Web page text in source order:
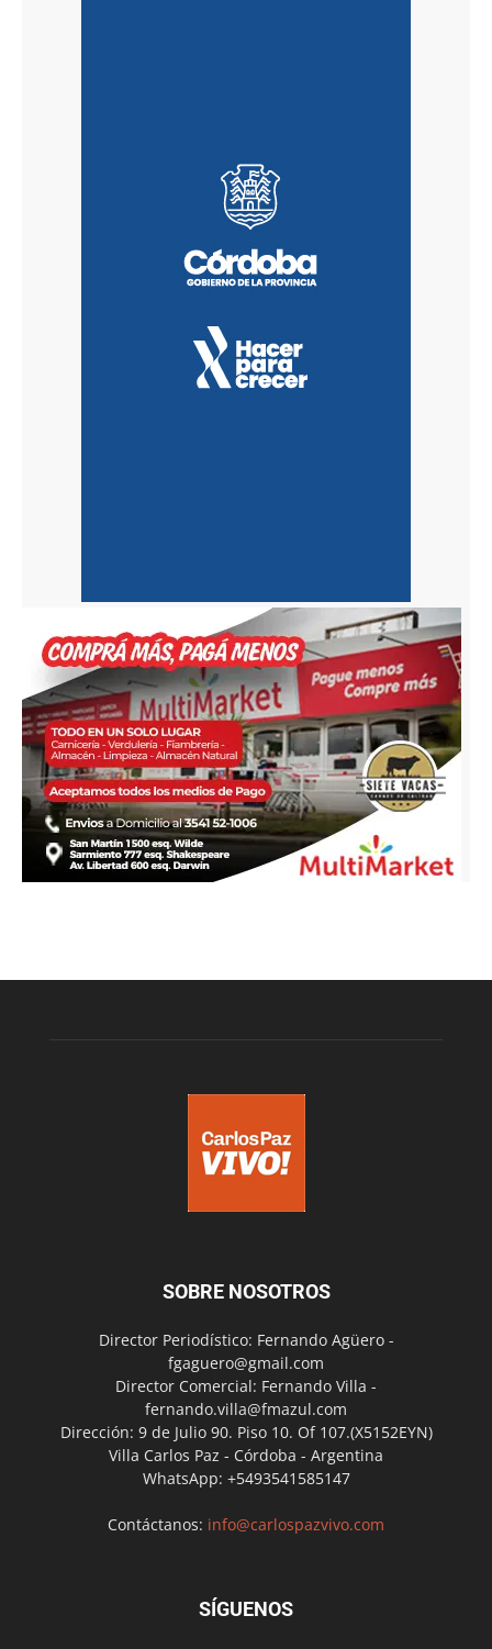
SOBRE NOSOTROS
Director Periodístico: Fernando Agüero -
fgaguero@gmail.com
Director Comercial: Fernando Villa -
fernando.villa@fmazul.com
Dirección: 9 de Julio 90. Piso 10. Of 107.(X5152EYN)
Villa Carlos Paz - Córdoba - Argentina
WhatsApp: +5493541585147
Contáctanos: info@carlospazvivo.com
SÍGUENOS